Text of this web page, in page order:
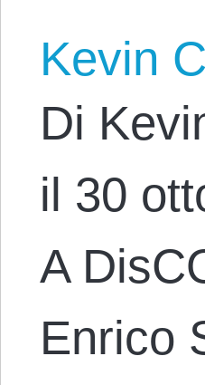
Kevin
Di
il 30
A
Enrico